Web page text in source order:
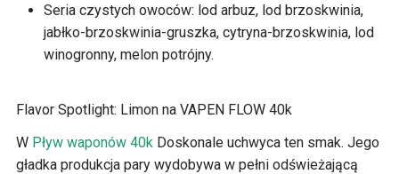
Seria czystych owoców: lod arbuz, lod brzoskwinia,
jabłko-brzoskwinia-gruszka, cytryna-brzoskwinia, lod
winogronny, melon potrójny.
Flavor Spotlight: Limon na VAPEN FLOW 40k
W Pływ waponów 40k Doskonale uchwyca ten smak. Jego
gładka produkcja pary wydobywa w pełni odświeżającą